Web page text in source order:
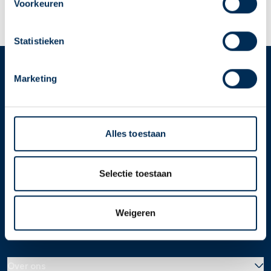
Voorkeuren
Statistieken
Marketing
Alles toestaan
Selectie toestaan
Weigeren
"Mijn apotheek" menu. Heb je een andere
Service Apotheek home
Vind je apotheek
Download de app 📲
Alle Service Apotheken
Contact
Over ons